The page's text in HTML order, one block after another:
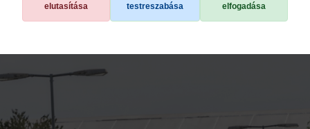
elutasítása
testreszabása
elfogadása